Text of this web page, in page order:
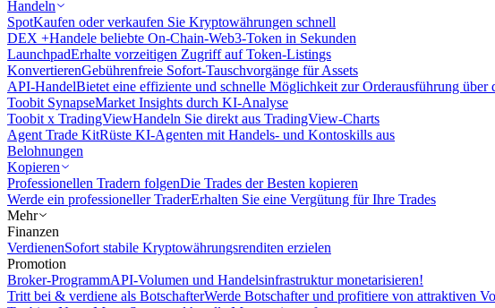
Handeln
SpotKaufen oder verkaufen Sie Kryptowährungen schnell
DEX +Handele beliebte On-Chain-Web3-Token in Sekunden
LaunchpadErhalte vorzeitigen Zugriff auf Token-Listings
KonvertierenGebührenfreie Sofort-Tauschvorgänge für Assets
API-HandelBietet eine effiziente und schnelle Möglichkeit zur Orderausführung über
Toobit SynapseMarket Insights durch KI-Analyse
Toobit x TradingViewHandeln Sie direkt aus TradingView-Charts
Agent Trade KitRüste KI-Agenten mit Handels- und Kontoskills aus
Belohnungen
Kopieren
Professionellen Tradern folgenDie Trades der Besten kopieren
Werde ein professioneller TraderErhalten Sie eine Vergütung für Ihre Trades
Mehr
Finanzen
VerdienenSofort stabile Kryptowährungsrenditen erzielen
Promotion
Broker-ProgrammAPI-Volumen und Handelsinfrastruktur monetarisieren!
Tritt bei & verdiene als BotschafterWerde Botschafter und profitiere von attraktiven